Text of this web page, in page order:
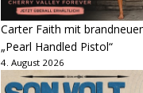
Carter Faith mit
„Pearl Handled Pistol“
4. August 2026